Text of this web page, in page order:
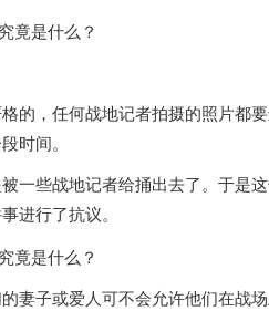
的，任何战地记者拍摄的照片都
时间。
一些战地记者给捅出去了。于是
进行了抗议。
妻子或爱人可不会允许他们在战